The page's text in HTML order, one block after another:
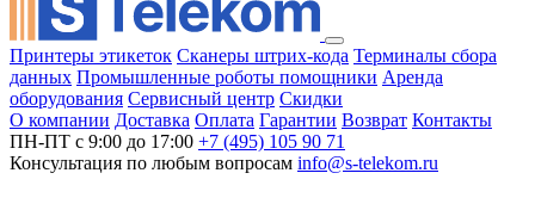
Принтеры этикеток Сканеры штрих-кода Терминалы сбора
данных Промышленные роботы помощники Аренда
оборудования Сервисный центр Скидки
О компании Доставка Оплата Гарантии Возврат Контакты
ПН-ПТ с 9:00 до 17:00 +7 (495) 105 90 71
Консультация по любым вопросам info@s-telekom.ru